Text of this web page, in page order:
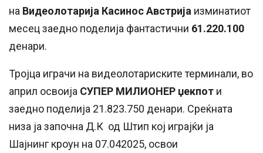
на Видеолотарија Касинос Австрија изминатиот
месец заедно поделија фантастични 61.220.100
денари.
Тројца играчи на видеолотариските терминали, во
април освоија СУПЕР МИЛИОНЕР џекпот и
заедно поделија 21.823.750 денари. Среќната
низа ја започна Д.К од Штип кој играјќи ја
Шајнинг кроун на 07.042025, освои